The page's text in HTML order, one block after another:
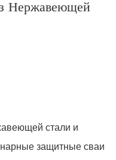
Нержавеющей
стали и
защитные сваи